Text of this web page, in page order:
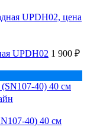
UPDH02 1 900 ₽
40) 40 см